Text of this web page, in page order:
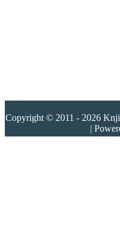
Copyright © 2011 - 2026
|